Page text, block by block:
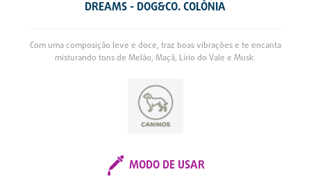
DREAMS - DOG&CO. COLÔNIA
Com uma composição leve e doce, traz boas vibrações e te encanta
misturando tons de Melão, Maçã, Lírio do Vale e Musk.
MODO DE USAR